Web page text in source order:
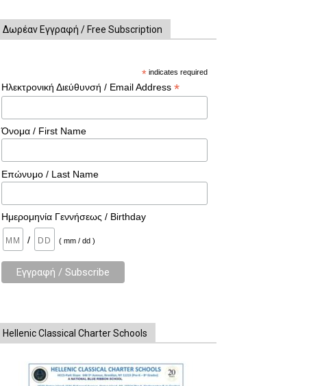
Δωρέαν Εγγραφή / Free Subscription
* indicates required
Ηλεκτρονική Διεύθυνσή / Email Address *
Όνομα / First Name
Επώνυμο / Last Name
Ημερομηνία Γεννήσεως / Birthday
/ ( mm / dd )
Hellenic Classical Charter Schools